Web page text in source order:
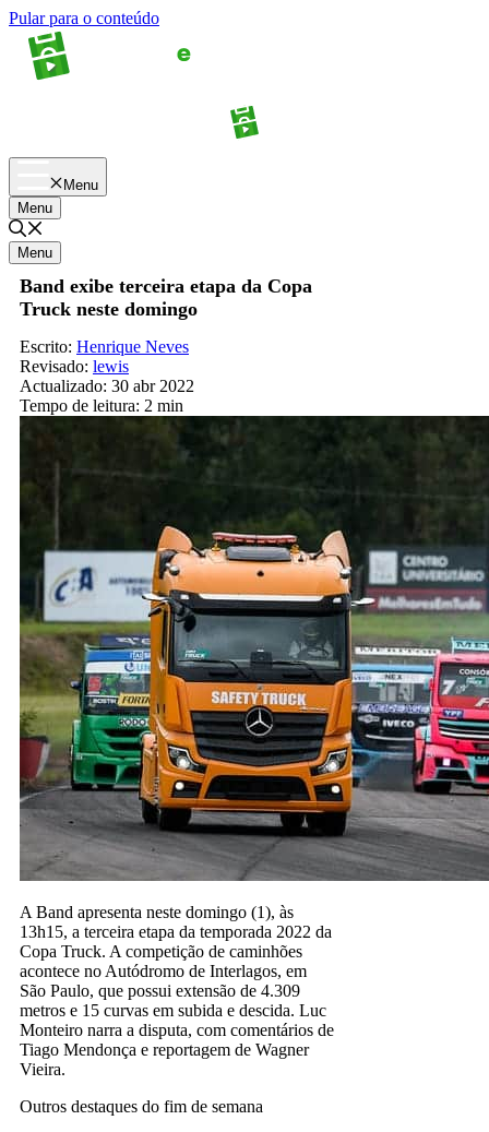
Pular para o conteúdo
Menu
Menu
Menu
Band exibe terceira etapa da Copa
Truck neste domingo
Escrito: Henrique Neves
Revisado: lewis
Actualizado: 30 abr 2022
Tempo de leitura: 2 min
A Band apresenta neste domingo (1), às
13h15, a terceira etapa da temporada 2022 da
Copa Truck. A competição de caminhões
acontece no Autódromo de Interlagos, em
São Paulo, que possui extensão de 4.309
metros e 15 curvas em subida e descida. Luc
Monteiro narra a disputa, com comentários de
Tiago Mendonça e reportagem de Wagner
Vieira.
Outros destaques do fim de semana